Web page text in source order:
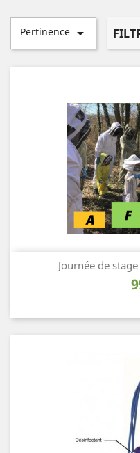
Pertinence 
Journée de